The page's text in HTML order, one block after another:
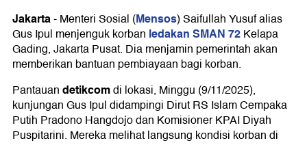
Jakarta-Menteri Sosial (Mensos) Saifullah Yusuf alias
Gus Ipul menjenguk korban ledakan SMAN 72Kelapa
Gading, Jakarta Pusat. Dia menjamin pemerintah akan
memberikan bantuan pembiayaan bagi korban.
Pantauandetikcomdi lokasi, Minggu (9/11/2025),
kunjungan Gus Ipul didampingi Dirut RS Islam Cempaka
Putih Pradono Hangdojo dan Komisioner KPAI Diyah
Puspitarini. Mereka melihat langsung kondisi korban di